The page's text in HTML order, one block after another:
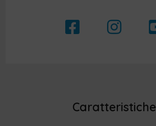
Caratteristiche